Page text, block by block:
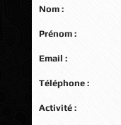
Nom :
Prénom :
Email :
Téléphone :
Activité :